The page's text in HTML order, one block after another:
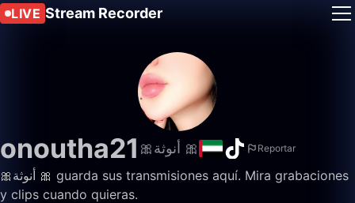
LIVE Stream Recorder
onoutha21 🎀أنوثة 🎀 Reportar
🎀أنوثة 🎀 guarda sus transmisiones aquí. Mira grabaciones
y clips cuando quieras.